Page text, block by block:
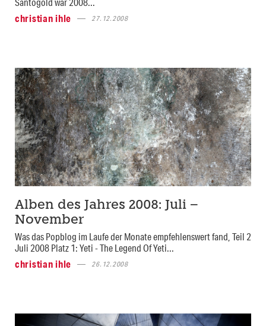
christian ihle
27.12.2008
Alben des Jahres 2008: Juli –
November
Was das Popblog im Laufe der Monate empfehlenswert fand, Teil 2
Juli 2008 Platz 1: Yeti - The Legend Of Yeti...
christian ihle
26.12.2008